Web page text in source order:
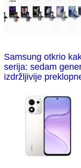
Samsung otkrio
serija: sedam
izdržljivije